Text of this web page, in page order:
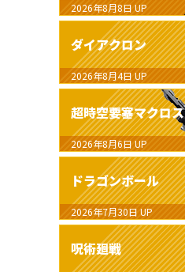
2026年8月8日 UP
ダイアクロン
2026年8月4日 UP
超時空要塞マクロス
2026年8月6日 UP
ドラゴンボール
2026年7月30日 UP
呪術廻戦